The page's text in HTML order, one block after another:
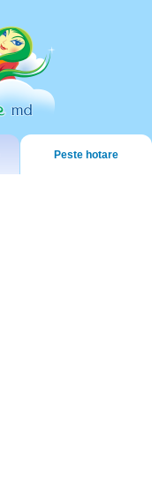
Peste hotare